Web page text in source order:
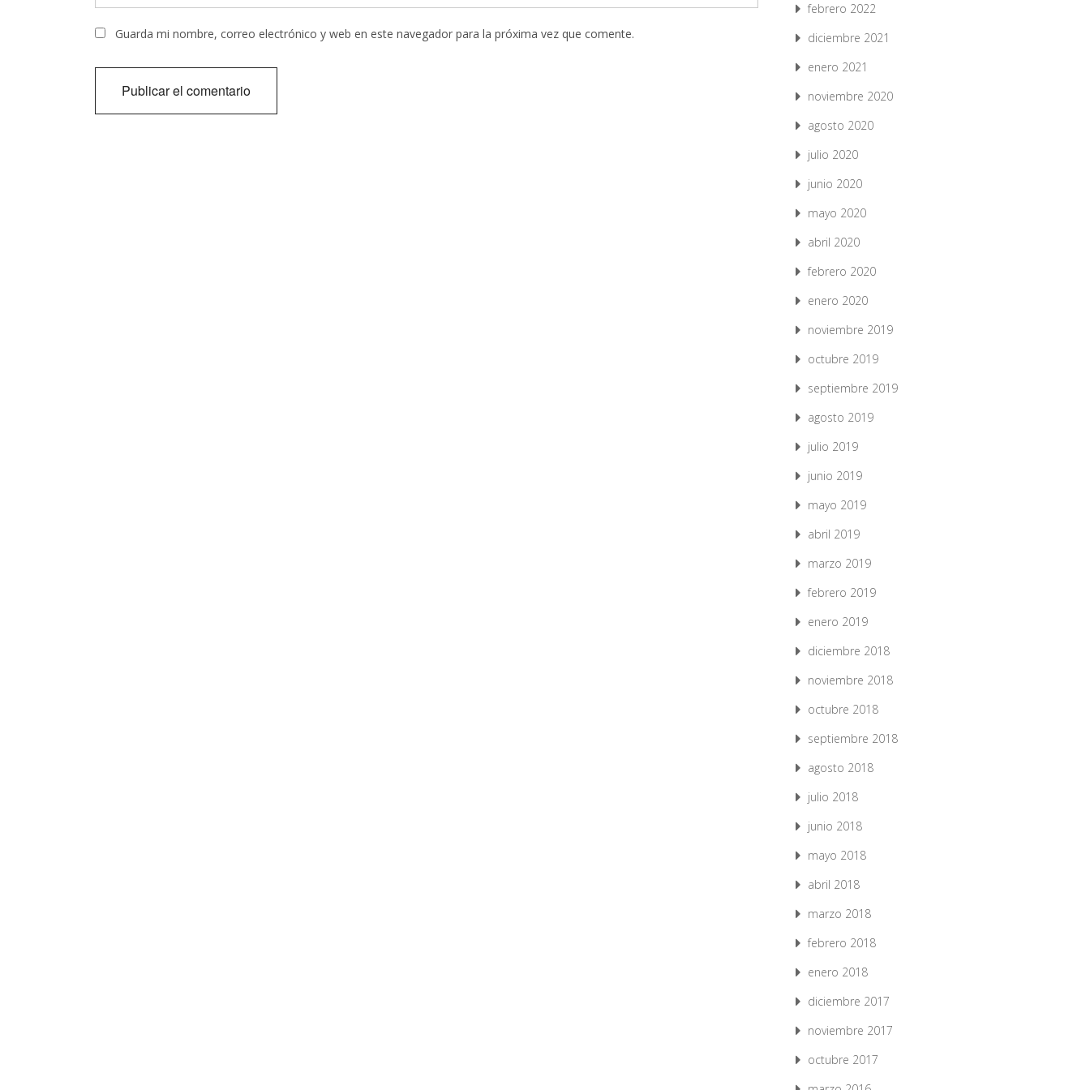
Guarda mi nombre, correo electrónico y web en este navegador para la próxima vez que comente.
febrero 2022
diciembre 2021
enero 2021
noviembre 2020
agosto 2020
julio 2020
junio 2020
mayo 2020
abril 2020
febrero 2020
enero 2020
noviembre 2019
octubre 2019
septiembre 2019
agosto 2019
julio 2019
junio 2019
mayo 2019
abril 2019
marzo 2019
febrero 2019
enero 2019
diciembre 2018
noviembre 2018
octubre 2018
septiembre 2018
agosto 2018
julio 2018
junio 2018
mayo 2018
abril 2018
marzo 2018
febrero 2018
enero 2018
diciembre 2017
noviembre 2017
octubre 2017